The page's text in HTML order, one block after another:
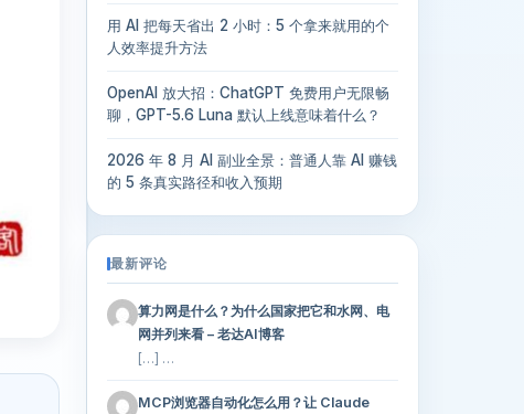
用 AI 把每天省出 2 小时：5 个拿来就用的个
人效率提升方法
OpenAI 放大招：ChatGPT 免费用户无限畅
聊，GPT-5.6 Luna 默认上线意味着什么？
2026 年 8 月 AI 副业全景：普通人靠 AI 赚钱
的 5 条真实路径和收入预期
最新评论
算力网是什么？为什么国家把它和水网、电
网并列来看 – 老达AI博客
[…] …
MCP浏览器自动化怎么用？让 Claude